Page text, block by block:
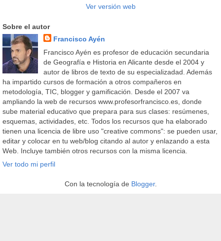
Ver versión web
Sobre el autor
Francisco Ayén
Francisco Ayén es profesor de educación secundaria
de Geografía e Historia en Alicante desde el 2004 y
autor de libros de texto de su especializadad. Además
ha impartido cursos de formación a otros compañeros en
metodología, TIC, blogger y gamificación. Desde el 2007 va
ampliando la web de recursos www.profesorfrancisco.es, donde
sube material educativo que prepara para sus clases: resúmenes,
esquemas, actividades, etc. Todos los recursos que ha elaborado
tienen una licencia de libre uso "creative commons": se pueden usar,
editar y colocar en tu web/blog citando al autor y enlazando a esta
Web. Incluye también otros recursos con la misma licencia.
Ver todo mi perfil
Con la tecnología de Blogger.